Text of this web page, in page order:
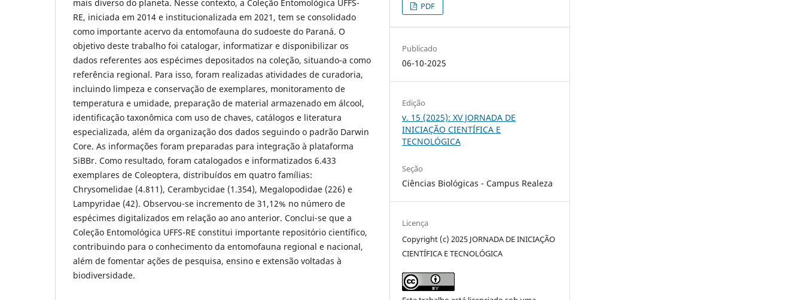
mais diverso do planeta. Nesse contexto, a Coleção Entomológica UFFS-
RE, iniciada em 2014 e institucionalizada em 2021, tem se consolidado
como importante acervo da entomofauna do sudoeste do Paraná. O
objetivo deste trabalho foi catalogar, informatizar e disponibilizar os
dados referentes aos espécimes depositados na coleção, situando-a como
referência regional. Para isso, foram realizadas atividades de curadoria,
incluindo limpeza e conservação de exemplares, monitoramento de
temperatura e umidade, preparação de material armazenado em álcool,
identificação taxonômica com uso de chaves, catálogos e literatura
especializada, além da organização dos dados seguindo o padrão Darwin
Core. As informações foram preparadas para integração à plataforma
SiBBr. Como resultado, foram catalogados e informatizados 6.433
exemplares de Coleoptera, distribuídos em quatro famílias:
Chrysomelidae (4.811), Cerambycidae (1.354), Megalopodidae (226) e
Lampyridae (42). Observou-se incremento de 31,12% no número de
espécimes digitalizados em relação ao ano anterior. Conclui-se que a
Coleção Entomológica UFFS-RE constitui importante repositório científico,
contribuindo para o conhecimento da entomofauna regional e nacional,
além de fomentar ações de pesquisa, ensino e extensão voltadas à
biodiversidade.
PDF
Publicado
06-10-2025
Edição
v. 15 (2025): XV JORNADA DE
INICIAÇÃO CIENTÍFICA E
TECNOLÓGICA
Seção
Ciências Biológicas - Campus Realeza
Licença
Copyright (c) 2025 JORNADA DE INICIAÇÃO
CIENTÍFICA E TECNOLÓGICA